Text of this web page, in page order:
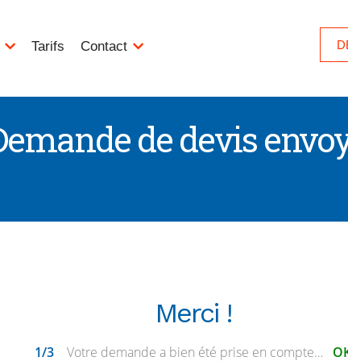
Tarifs Contact
de devis
Merci !
1/3 Votre demande a bien été prise en compte…